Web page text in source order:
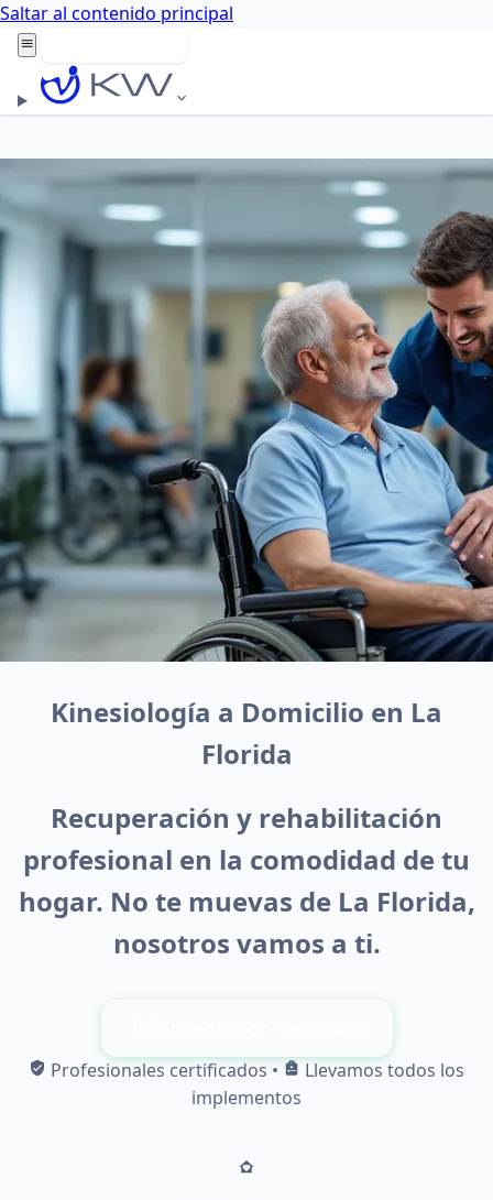
Saltar al contenido principal
Kinesiología a Domicilio en La
Florida
Recuperación y rehabilitación
profesional en la comodidad de tu
hogar. No te muevas de La Florida,
nosotros vamos a ti.
Profesionales certificados •
Llevamos todos los
implementos